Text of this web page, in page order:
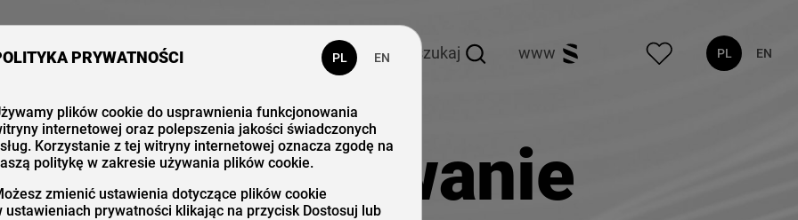
nas Katalog Kontakt szukaj www PL EN
Sterowanie
PRYWATNOŚCI PL EN
plików cookie do usprawnienia funkcjonowania
internetowej oraz polepszenia jakości świadczonych
Korzystanie z tej witryny internetowej oznacza zgodę na
politykę w zakresie używania plików cookie.
zmienić ustawienia dotyczące plików cookie
ustawieniach prywatności klikając na przycisk Dostosuj lub